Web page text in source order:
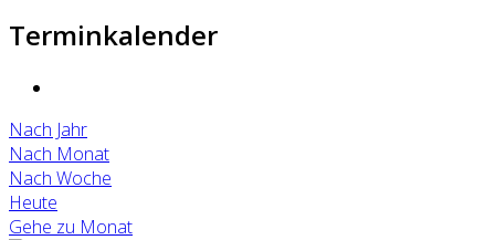
Terminkalender
Nach Jahr
Nach Monat
Nach Woche
Heute
Gehe zu Monat